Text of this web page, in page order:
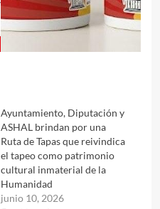
Ayuntamiento, Diputación y
ASHAL brindan por una
Ruta de Tapas que reivindica
el tapeo como patrimonio
cultural inmaterial de la
Humanidad
junio 10, 2026